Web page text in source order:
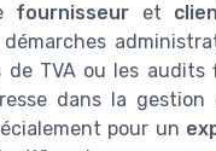
fournisseur et
de TVA ou les audits
dans la gestion
pour un